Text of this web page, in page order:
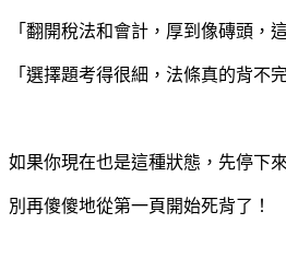
「翻開稅法和會計，厚到像磚頭，
「選擇題考得很細，法條真的背不完
如果你現在也是這種狀態，先停下來
別再傻傻地從第一頁開始死背了！